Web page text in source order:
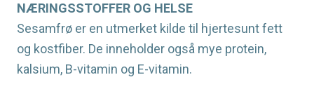
NÆRINGSSTOFFER OG HELSE
Sesamfrø er en utmerket kilde til hjertesunt fett
og kostfiber. De inneholder også mye protein,
kalsium, B-vitamin og E-vitamin.